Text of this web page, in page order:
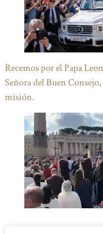
Recemos por el Papa
Señora del Buen
misión.